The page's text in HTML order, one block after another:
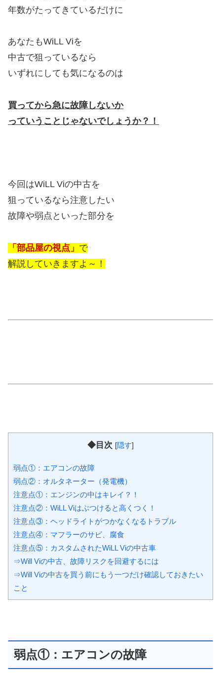
年数がたってきているだけに
あなたもWiLL Viを
中古で狙っているなら
いずれにしても気になるのは
買ってから急に故障しないか
っていうことじゃないでしょうか？！
今回はWiLL Viの中古を
狙っているなら注意したい
故障や弱点といった部分を
「部品屋の視点」 で
解説していきますよ～！
◆目次 [隠す]
弱点①：エアコンの故障
弱点②：オルタネーター（発電機）
注意点①：エンジンの中はキレイ？！
注意点②：WiLL Viはぶつけると高くつく！
注意点③：ヘッドライトがつかなくなるトラブル
注意点④：マフラーのサビ、腐食
注意点⑤：カスタムされたWiLL Viの中古車
⇒Will Viの中古、故障リスクを回避するには
⇒Will Viの中古を買う前にもう一つだけ確認しておきたい
こと
弱点①：エアコンの故障